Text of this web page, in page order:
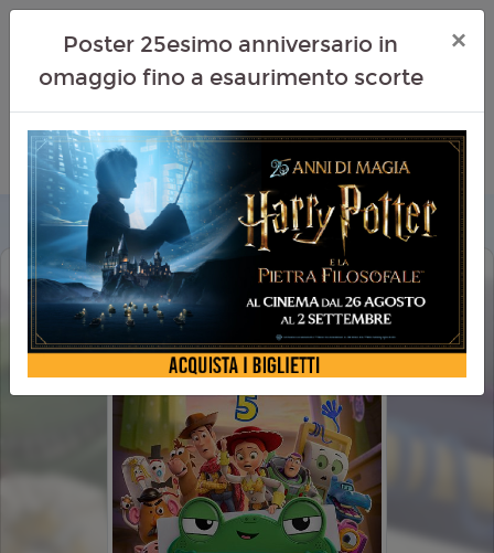
TOY STORY 5
Poster 25esimo anniversario in
omaggio fino a esaurimento scorte
×